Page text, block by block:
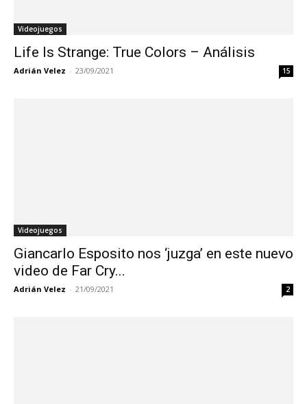
Videojuegos
Life Is Strange: True Colors – Análisis
Adrián Velez - 23/09/2021 15
Videojuegos
Giancarlo Esposito nos ‘juzga’ en este nuevo
video de Far Cry...
Adrián Velez - 21/09/2021 2